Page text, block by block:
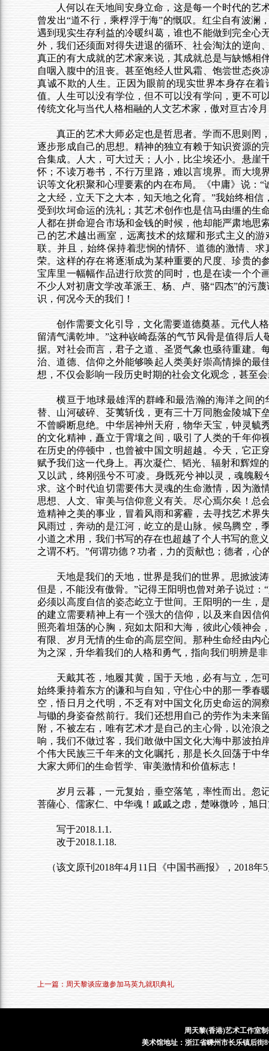
人何以在天地间安身立命，这是每一个时代的艺
曾发出“道不行，乘桴浮于海”的慨叹。红尘自有波
遇到现实生存利益的冷暖纠葛，谁也不能做到完全心
外，我们还须面对得失进退的循环、社会淘汰的逆向
真正的有大成就的艺术家来说，其成就总是与缺憾相
自咽入腹中的沮丧。甚至饱经人世风霜、饱尝世态炎
真诚不欺的人生。正因为眼前的现实世界本身存在
值。人生可以没有学位，但不可以没有学问，更不可
传统文化与当代人格相融的人文艺术家，傲对亘古冷
真正的艺术大师必定也是哲思者。学而不思则罔
逐步形成自己的思想。精神的独立有赖于知识资源的
合集成。人大，可大过天；人小，比尘埃还小。悬
怀；不读万卷书，不行万里路，难以言境界。而大境
识等文化积聚和心理要素的内在布局。《中庸》说： “
之大经，立天下之大本，知天地之化育。”我始终相
受到坎坷命运的洗礼；其艺术创作也是信马由缰的生
人都在拼命迎合市场和金钱的时候，他却能严肃地
己的艺术越出画室，远离技术的炫耀和形式主义的
联。并且，始终保持着悲悯的情怀、道德的激情、
荣。这样的存在将逐渐成为某种重要的尺度、珍贵的
宝库里一幅幅作品进行欣赏的同时，也是在读一个个
不少人对初唐文学改革派王、杨、卢、骆“四杰”的污
识，何况今天的我们！
创作需要文化引导，文化需要道德奠基。元代人
留清气满乾坤。”这种嵚崎磊落的气节风骨是值得后
据。对社会而言，君子之道、圣贤气象也亟待重建。
治、道德、信仰之外能够唤起人类美好崇高情操的最
想，不仅会影响一段历史时期的社会文化观念，甚至
横亘于地球最雄浑的群峰和最浩瀚的海洋之间
替、山河破碎、芟荑斩伐，更有三十万同胞金陵城下
不曾瞬断息绝。中华居神州天府，物华天宝，钟灵毓
的文化精神，矗立于霄壤之间，吸引了人类的千年
在历史的停顿中，也曾被中国文明超越。今天，它正
赋予我们这一代身上。再次凝伫、韬光、辐射和辉煌
又以武，终刚强兮不可凌。身既死兮神以灵，魂魄
求。这个时代迫切需要伟大灵魂的生命激情，因为激
思想、人文、审美与信仰意义有关。尽心焉尔矣！总
造精神之美的事业，冒着风雨和雾霾，去寻找艺术界
风雨过，奔动的是江河，屹立的是山脉。候鸟腾空，
小道之术用，我们书写的存在也超越了个人书写的意
之谓不朽。”何谓功德？功者，力的贡献也；德者，心
天地是我们的天地，世界是我们的世界。思掀波
但是，不能没有傲骨。”记得王阳明也曾对弟子说过
必须以高度自信的姿态屹立于世间。王阳明的一生，
的建立需要精神上有一个强大的信仰，以及来自因信
照亮着坦荡的心胸，宛如太阳和大海，彼此心领神会
有限、岁月无情的生命的高层空间。那种生命经由内
为之深，升华着我们的人格和勇气，指向我们明辨是
天戴其苍，地履其黄，国于天地，必有与立，怎
始终秉持着东方的谦和与自知，守住心中的那一季春
空，悟日月之代明，不乏有对中国文化历史命运的洞
与锄的身姿奋然前行。我们还想用自己的劳作为未来
附，不被左右，唯有艺术才是自己的主心骨，以沧浪
响，我们不做过客，我们敢做中国文化大海中那波拍
个伟大民族三千年来的文化嘱托，那是长久回荡于中
大家大师们的生命哲学、审美激情和价值标志！
岁月云暮，一元复始，垂空落笔，率性而出。忽
菩薩心、儒家仁、中华魂！戚戚之虑，楚咻微吟，旭
写于2018.1.1.
改于2018.1.18.
（该文原刊2018年4月11日《中国书画报》，2018
上一篇：周天黎谈应邀参加马英九就职典礼
周天黎(香港)艺术工作室
美术馆地址：浙江省嵊州市长乐镇后街